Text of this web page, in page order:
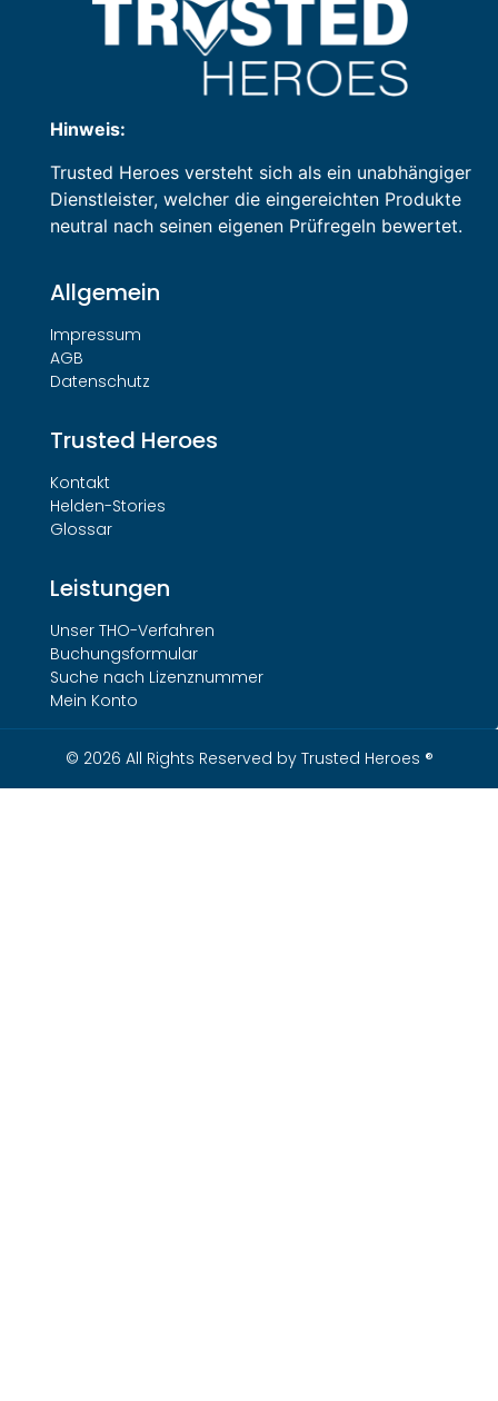
Hinweis:
Trusted Heroes versteht sich als ein unabhängiger
Dienstleister, welcher die eingereichten Produkte
neutral nach seinen eigenen Prüfregeln bewertet.
Allgemein
Impressum
AGB
Datenschutz
Trusted Heroes
Kontakt
Helden-Stories
Glossar
Leistungen
Unser THO-Verfahren
Buchungsformular
Suche nach Lizenznummer
Mein Konto
© 2026 All Rights Reserved by Trusted Heroes ®